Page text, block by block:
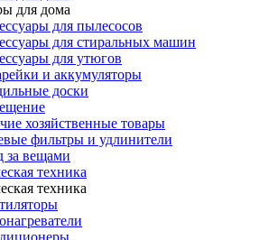
для дома
для пылесосов
для стиральных машин
для утюгов
и аккумуляторы
доски
хозяйственные товары
фильтры и удлинители
за вещами
техника
техника